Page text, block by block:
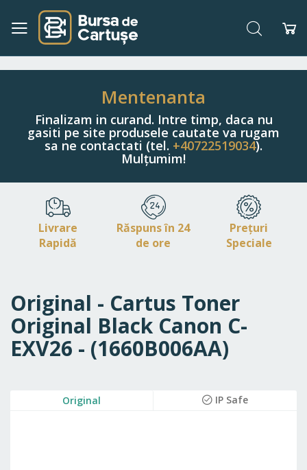
Navigați
Conținut
Căutare
Mentenanta
Finalizam in curand. Intre timp, daca nu
gasiti pe site produsele cautate va rugam
sa ne contactati (tel. +40722519034).
Mulțumim!
Livrare
Rapidă
Răspuns în 24
de ore
Prețuri
Speciale
Original - Cartus Toner
Original Black Canon C-
EXV26 - (1660B006AA)
Original IP Safe